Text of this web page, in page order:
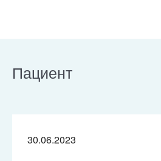
Пациент
30.06.2023